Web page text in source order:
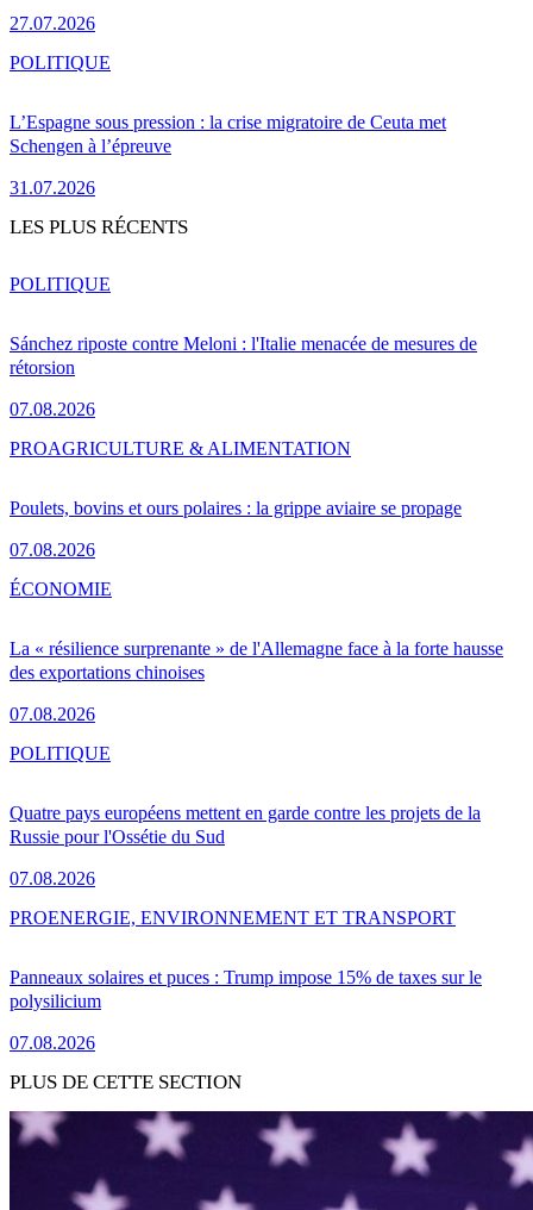
27.07.2026
L’Espagne sous pression : la crise migratoire de Ceuta met
Schengen à l’épreuve
31.07.2026
POLITIQUE
LES PLUS RÉCENTS
Sánchez riposte contre Meloni : l'Italie menacée de mesures de
rétorsion
07.08.2026
POLITIQUE
Poulets, bovins et ours polaires : la grippe aviaire se propage
07.08.2026
PROAGRICULTURE & ALIMENTATION
La « résilience surprenante » de l'Allemagne face à la forte hausse
des exportations chinoises
07.08.2026
ÉCONOMIE
Quatre pays européens mettent en garde contre les projets de la
Russie pour l'Ossétie du Sud
07.08.2026
POLITIQUE
Panneaux solaires et puces : Trump impose 15% de taxes sur le
polysilicium
07.08.2026
PROENERGIE, ENVIRONNEMENT ET TRANSPORT
PLUS DE CETTE SECTION